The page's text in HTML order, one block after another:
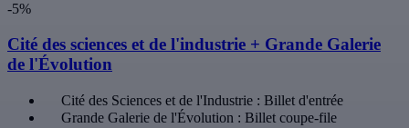
-5%
Cité des sciences et de l'industrie + Grande Galerie
de l'Évolution
Cité des Sciences et de l'Industrie : Billet d'entrée
Grande Galerie de l'Évolution : Billet coupe-file